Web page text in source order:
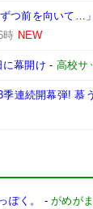
つ前を向いて…
時 NEW
に幕開け - 高校サ
連続開幕弾! 慕
ぽく。 -がめが